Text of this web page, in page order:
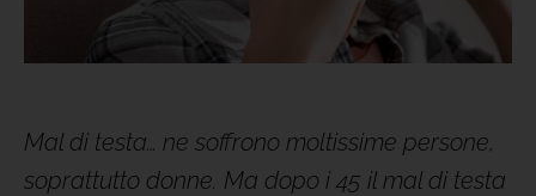
Mal di testa… ne soffrono moltissime persone,
soprattutto donne. Ma dopo i 45 il mal di testa